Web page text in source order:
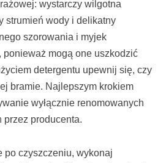
wystarczy wilgotna
strumień wody i delikatny
szorowania i myjek
mogą one uszkodzić
detergentu upewnij się, czy
bramie. Najlepszym krokiem
wyłącznie renomowanych
przez producenta.
po czyszczeniu, wykonaj